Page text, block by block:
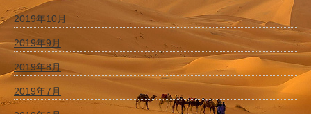
2019年10月
2019年9月
2019年8月
2019年7月